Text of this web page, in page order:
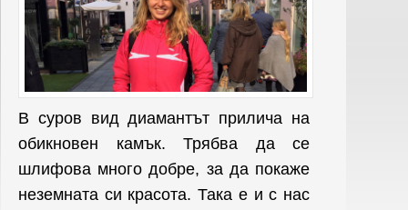
В суров вид диамантът прилича на
обикновен камък. Трябва да се
шлифова много добре, за да покаже
неземната си красота. Така е и с нас